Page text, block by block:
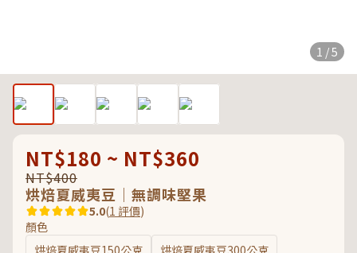
1 / 5
NT$180 ~ NT$360
NT$400
烘焙夏威夷豆｜無調味堅果
5.0(1 評價)
顏色
烘焙夏威夷豆150公克
烘焙夏威夷豆300公克